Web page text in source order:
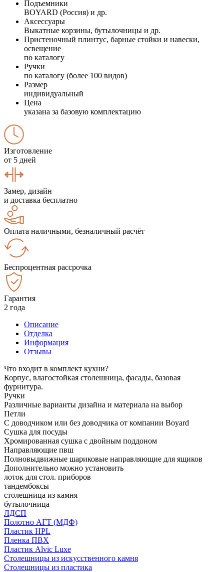
Подъемники
BOYARD (Россия) и др.
Аксессуары
Выкатные корзины, бутылочницы и др.
Пристеночный плинтус, барные стойки и навески,
освещение
по каталогу
Ручки
по каталогу (более 100 видов)
Размер
индивидуальный
Цена
указана за базовую комплектацию
Изготовление
от 5 дней
Замер, дизайн
и доставка бесплатно
Оплата наличными, безналичный расчёт
Беспроцентная рассрочка
Гарантия
2 года
Описание
Отделка
Информация
Отзывы
Что входит в комплект кухни?
Корпус, влагостойкая столешница, фасады, базовая
фурнитура.
Ручки
Различные варианты дизайна и материала на выбор
Петли
С доводчиком или без доводчика от компании Boyard
Сушка для посуды
Хромированная сушка с двойным поддоном
Направляющие пвш
Полновыдвижные шариковые направляющие для ящиков
Дополнительно можно установить
лоток для стол. приборов
тандембоксы
столешница из камня
бутылочница
ЛДСП
Полотно АГТ (МДФ)
Пластик HPL
Пленка ПВХ
Пластик Alvic Luxe
Столешницы из искусственного камня
Столешницы из пластика